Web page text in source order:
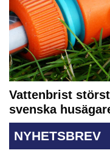
Vattenbrist
svenska
NYHETSBREV